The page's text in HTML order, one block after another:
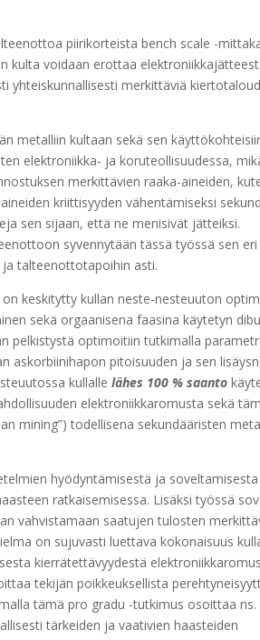
piirikorteista bench scale -
kulta voidaan erottaa
yhteiskunnallisesti merkittäviä
metalliin kultaan sekä sen
elektroniikka- ja koruteollisuudessa,
merkittävien raaka-aineiden,
kriittisyyden vähentämiseksi
sen sijaan, että ne menisivät jätteiksi.
syvennytään tässä työssä sen eri
talteenottotapoihin asti.
on keskityttykullan neste-nesteuuton
sekä orgaanisena faasina käytetyn
pelkistystä optimoitiin tutkimalla
askorbiinihapon pitoisuuden ja sen
kullallelähes 100 % saanto
elektroniikkaromusta sekä
mining”) todellisena sekundääristen
hyödyntämisestä ja soveltamisesta
ratkaisemisessa. Lisäksi työssä
vahvistamaan saatujen tulosten
on sujuvasti luettava kokonaisuus
kierrätettävyydestä
tekijän poikkeuksellista
tämä pro gradu -tutkimus osoittaa ns.
tärkeiden ja vaativien haasteiden